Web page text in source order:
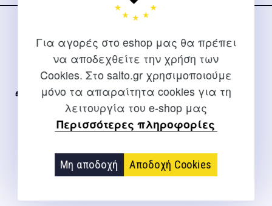
Για αγορές στο eshop μας θα πρέπει
να αποδεχθείτε την χρήση των
Cookies. Στο salto.gr χρησιμοποιούμε
μόνο τα απαραίτητα cookies για τη
λειτουργία του e-shop μας
Περισσότερες πληροφορίες
Μη αποδοχή Αποδοχή Cookies
ΕΠΙΚΟΙΝΩΝΊΑ
Για διευκρινίσεις και υποστήριξη παραγγελιών μέσω του
Internet
2310 267108
info@salto.gr